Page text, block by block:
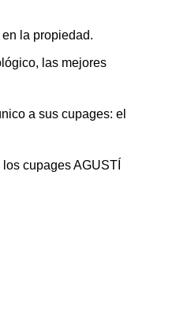
la propiedad.
las mejores
a sus cupages: el
cupages AGUSTÍ